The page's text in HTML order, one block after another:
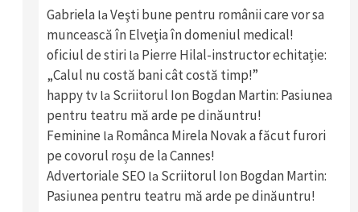
Gabrielala Veşti bune pentru românii care vor sa
muncească în Elveţia în domeniul medical!
oficiul de stirila Pierre Hilal-instructor echitație:
„Calul nu costă bani cât costă timp!”
happy tvla Scriitorul Ion Bogdan Martin: Pasiunea
pentru teatru mă arde pe dinăuntru!
Feminine la Românca Mirela Novak a făcut furori
pe covorul roșu de la Cannes!
Advertoriale SEO la Scriitorul Ion Bogdan Martin:
Pasiunea pentru teatru mă arde pe dinăuntru!